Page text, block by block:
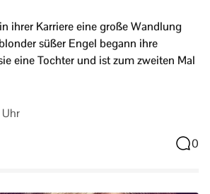
ihrer Karriere eine große Wandlung
süßer Engel begann ihre
eine Tochter und ist zum zweiten Mal
0